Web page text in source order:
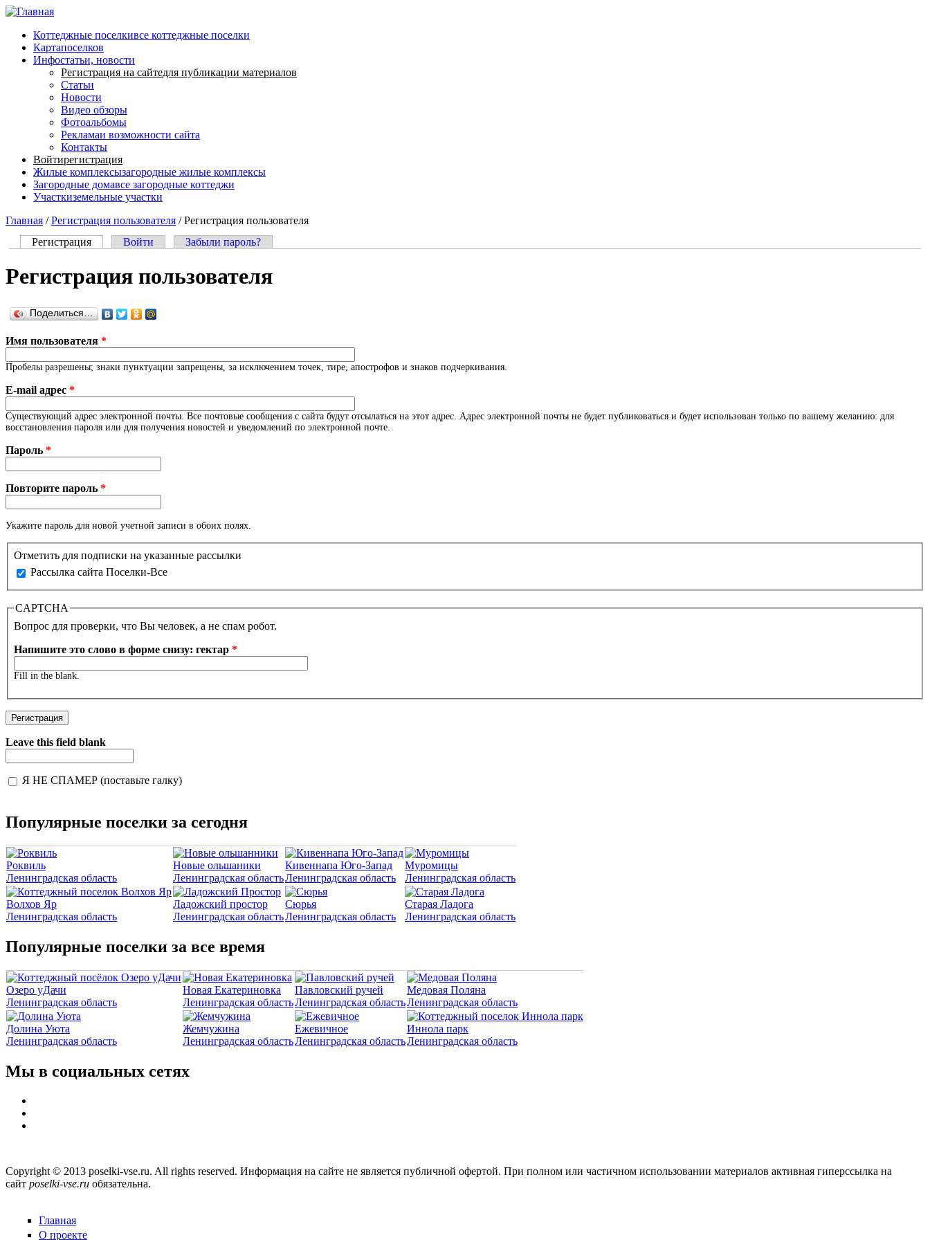
Перейти к основному содержанию
Коттеджные поселкивсе коттеджные поселки
Картапоселков
Инфостатьи, новости
Регистрация на сайтедля публикации материалов
Статьи
Новости
Видео обзоры
Фотоальбомы
Рекламаи возможности сайта
Контакты
Войтирегистрация
Жилые комплексызагородные жилые комплексы
Загородные домавсе загородные коттеджи
Участкиземельные участки
Главная / Регистрация пользователя /Регистрация пользователя
Регистрация (активная вкладка)
Войти Забыли пароль?
Регистрация пользователя
Поделиться…
Имя пользователя *
Пробелы разрешены; знаки пунктуации запрещены, за исключением точек, тире, апострофов и знаков подчеркивания.
E-mail адрес *
Существующий адрес электронной почты. Все почтовые сообщения с сайта будут отсылаться на этот адрес. Адрес электронной почты не будет публиковаться и будет использован только по вашему желанию: для
восстановления пароля или для получения новостей и уведомлений по электронной почте.
Пароль *
Повторите пароль *
Укажите пароль для новой учетной записи в обоих полях.
Отметить для подписки на указанные рассылки
Рассылка сайта Поселки-Все
CAPTCHA
Вопрос для проверки, что Вы человек, а не спам робот.
Напишите это слово в форме снизу: гектар *
Fill in the blank.
Leave this field blank
Я НЕ СПАМЕР (поставьте галку)
Популярные поселки за сегодня
Роквиль
Ленинградская область
Новые ольшаники
Ленинградская область
Кивеннапа Юго-Запад
Ленинградская область
Муромицы
Ленинградская область
Волхов Яр
Ленинградская область
Ладожский простор
Ленинградская область
Сюрья
Ленинградская область
Старая Ладога
Ленинградская область
Популярные поселки за все время
Озеро уДачи
Ленинградская область
Новая Екатериновка
Ленинградская область
Павловский ручей
Ленинградская область
Медовая Поляна
Ленинградская область
Долина Уюта
Ленинградская область
Жемчужина
Ленинградская область
Ежевичное
Ленинградская область
Иннола парк
Ленинградская область
Мы в социальных сетях
Copyright © 2013 poselki-vse.ru. All rights reserved. Информация на сайте не является публичной офертой. При полном или частичном использовании материалов активная гиперссылка на
сайт poselki-vse.ru​ обязательна.
Главная
О проекте